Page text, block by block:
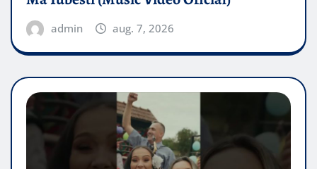
admin aug. 7, 2026